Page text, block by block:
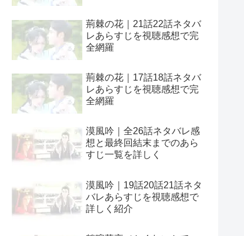
荊棘の花｜21話22話ネタバ
レあらすじを視聴感想で完
全網羅
荊棘の花｜17話18話ネタバ
レあらすじを視聴感想で完
全網羅
漠風吟｜全26話ネタバレ感
想と最終回結末までのあら
すじ一覧を詳しく
漠風吟｜19話20話21話ネタ
バレあらすじを視聴感想で
詳しく紹介